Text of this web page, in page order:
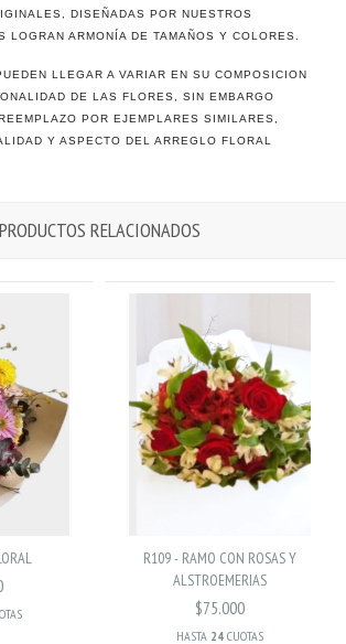
DISEÑADAS POR NUESTROS
LOGRAN ARMONÍA DE TAMAÑOS Y COLORES.
LLEGAR A VARIAR EN SU COMPOSICION
DE LAS FLORES, SIN EMBARGO
POR EJEMPLARES SIMILARES,
Y ASPECTO DEL ARREGLO FLORAL
PRODUCTOS RELACIONADOS
R109 - RAMO CON ROSAS Y
ALSTROEMERIAS
$75.000
HASTA 24 CUOTAS